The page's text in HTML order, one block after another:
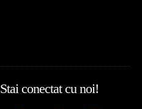
Stai conectat cu noi!